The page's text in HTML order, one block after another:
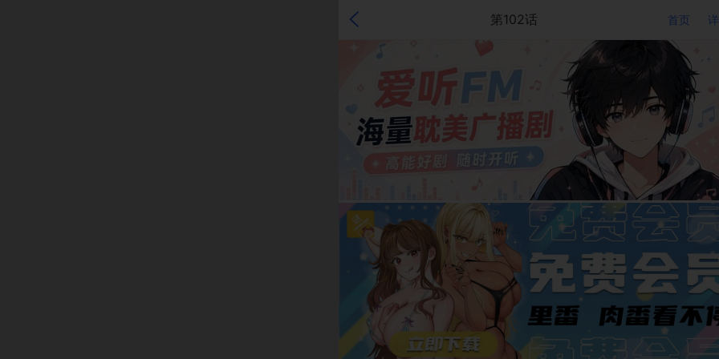
第102话 首页